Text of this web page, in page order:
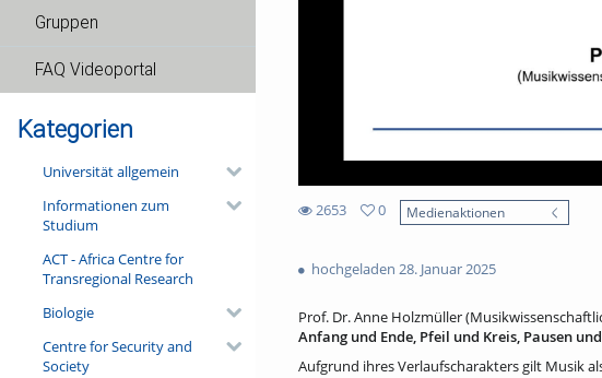
Gruppen
FAQ Videoportal
Kategorien
Universität allgemein
Informationen zum
Studium
ACT - Africa Centre for
Transregional Research
Biologie
Centre for Security and
Society
2653
views
0
Medienaktionen
hochgeladen 28. Januar 2025
Prof. Dr. Anne Holzmüller
Anfang und Ende, Pfeil und Kreis, Pausen
Aufgrund ihres Verlaufscharakters gilt Musik